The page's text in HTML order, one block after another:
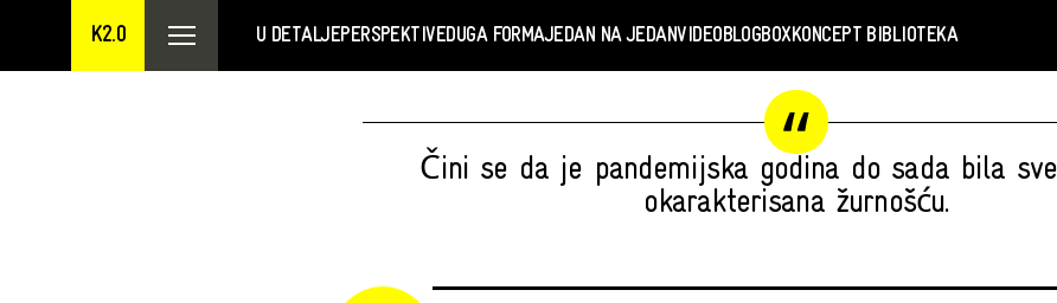
K2.0 U DETALJEPERSPEKTIVEDUGA FORMAJEDAN NA JEDANVIDEOBLOGBOXKONCEPT BIBLIOTEKA
Čini se da je pandemijska godina do sada bila
okarakterisana žurnošću.